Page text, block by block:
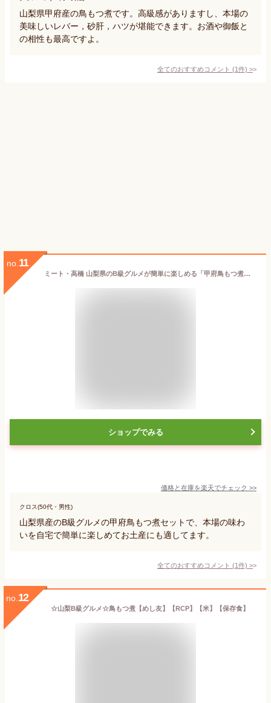
山梨県甲府産の鳥もつ煮です。高級感がありますし、本場の
美味しいレバー，砂肝，ハツが堪能できます。お酒や御飯と
の相性も最高ですよ。
全てのおすすめコメント (1件) >
no. 11
ミート・高橋 山梨県のB級グルメが簡単に楽しめる「甲府鳥もつ煮」セット
ショップでみる
価格と在庫を楽天でチェック >>
クロス(50代・男性)
山梨県産のB級グルメの甲府鳥もつ煮セットで、本場の味わ
いを自宅で簡単に楽しめてお土産にも適してます。
全てのおすすめコメント (1件) >
no. 12
☆山梨B級グルメ☆鳥もつ煮【めし友】【RCP】【米】【保存食】